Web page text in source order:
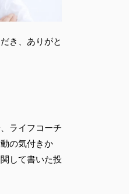
き、ありがと
ライフコーチ
の気付きか
して書いた投